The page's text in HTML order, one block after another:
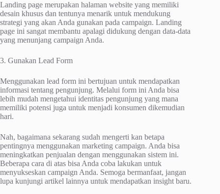
Landing page merupakan halaman website yang memiliki
desain khusus dan tentunya menarik untuk mendukung
strategi yang akan Anda gunakan pada campaign. Landing
page ini sangat membantu apalagi didukung dengan data-data
yang menunjang campaign Anda.
3. Gunakan Lead Form
Menggunakan lead form ini bertujuan untuk mendapatkan
informasi tentang pengunjung. Melalui form ini Anda bisa
lebih mudah mengetahui identitas pengunjung yang mana
memiliki potensi juga untuk menjadi konsumen dikemudian
hari.
Nah, bagaimana sekarang sudah mengerti kan betapa
pentingnya menggunakan marketing campaign. Anda bisa
meningkatkan penjualan dengan menggunakan sistem ini.
Beberapa cara di atas bisa Anda coba lakukan untuk
menyukseskan campaign Anda. Semoga bermanfaat, jangan
lupa kunjungi artikel lainnya untuk mendapatkan insight baru.